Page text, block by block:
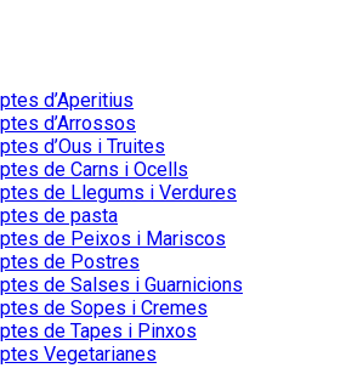
d’Aperitius
d’Arrossos
d’Ous i Truites
de Carns i Ocells
de Llegums i Verdures
de pasta
de Peixos i Mariscos
de Postres
de Salses i Guarnicions
de Sopes i Cremes
de Tapes i Pinxos
Vegetarianes